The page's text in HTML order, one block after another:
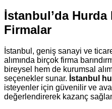
İstanbul’da Hurda
Firmalar
İstanbul, geniş sanayi ve
alımında birçok firma
bireysel hem de kurumsal
seçenekler sunar. İstanbul
isteyenler için güvenilir ve
değerlendirerek kazanç